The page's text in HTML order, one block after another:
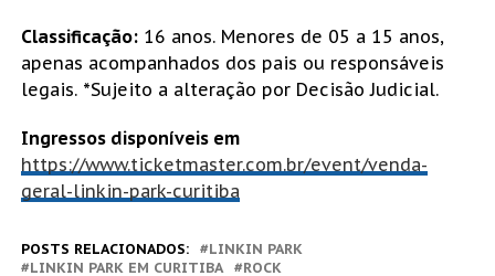
Classificação:16 anos. Menores de 05 a 15 anos,
apenas acompanhados dos pais ou responsáveis
legais. *Sujeito a alteração por Decisão Judicial.
Ingressos disponíveis em
https://www.ticketmaster.com.br/event/venda-
geral-linkin-park-curitiba
POSTS RELACIONADOS:
LINKIN PARK
LINKIN PARK EM CURITIBA
ROCK